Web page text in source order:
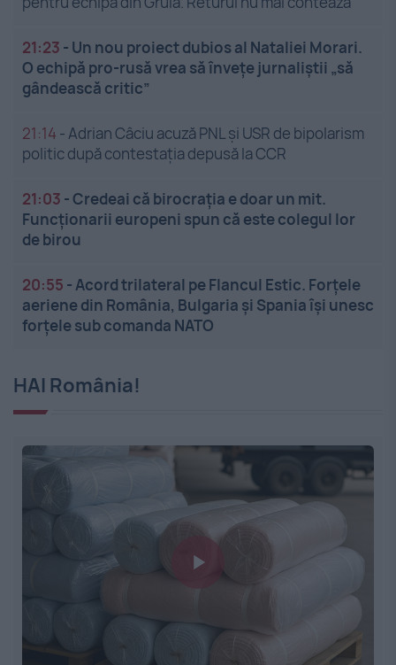
21:23 - Un nou proiect dubios al Nataliei Morari.
O echipă pro-rusă vrea să înveţe jurnaliştii „să
gândească critic”
21:14 -Adrian Câciu acuză PNL și USR de bipolarism
politic după contestația depusă la CCR
21:03 -Credeai că birocrația e doar un mit.
Funcționarii europeni spun că este colegul lor
de birou
20:55 -Acord trilateral pe Flancul Estic. Forțele
aeriene din România, Bulgaria și Spania își unesc
forțele sub comanda NATO
HAI România!